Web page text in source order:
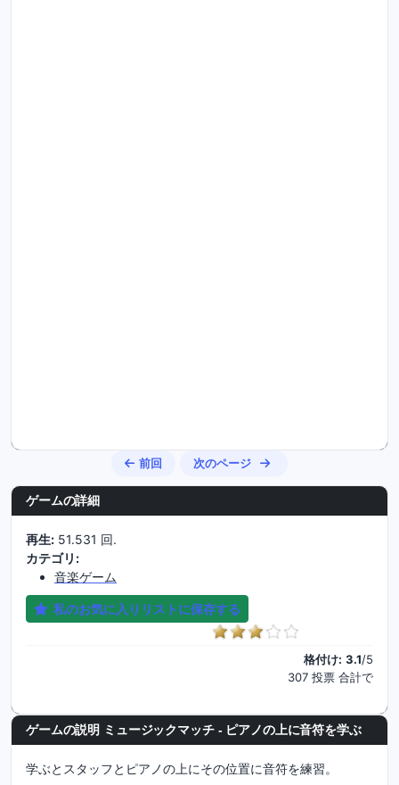
前回 次のページ
ゲームの詳細
再生: 51.531 回.
カテゴリ:
音楽ゲーム
私のお気に入りリストに保存する
格付け: 3.1/5
307 投票 合計で
ゲームの説明 ミュージックマッチ - ピアノの上に音符を学ぶ
学ぶとスタッフとピアノの上にその位置に音符を練習。